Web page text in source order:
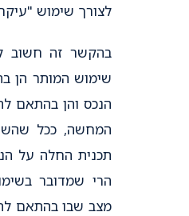
לצורך שימוש
בהקשר זה חשוב
שימוש המותר הן
הנכס והן בהתאם
המחשה, ככל
תכנית החלה על
הרי שמדובר
מצב שבו בהתאם